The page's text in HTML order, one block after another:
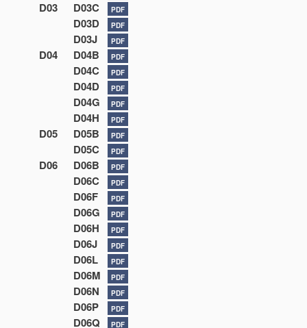
D03 D03C PDF
D03D PDF
D03J PDF
D04 D04B PDF
D04C PDF
D04D PDF
D04G PDF
D04H PDF
D05 D05B PDF
D05C PDF
D06 D06B PDF
D06C PDF
D06F PDF
D06G PDF
D06H PDF
D06J PDF
D06L PDF
D06M PDF
D06N PDF
D06P PDF
D06Q PDF